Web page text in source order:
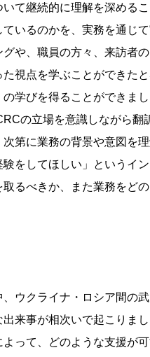
て継続的に理解を深める
いるのかを、実務を通じ
や、職員の方々、来訪者
視点を学ぶことができた
学びを得ることができまし
の立場を意識しながら
第に業務の背景や意図を
をしてほしい」というイ
るべきか、また業務をど
ウクライナ・ロシア間の
来事が相次いで起こりま
って、どのような支援が